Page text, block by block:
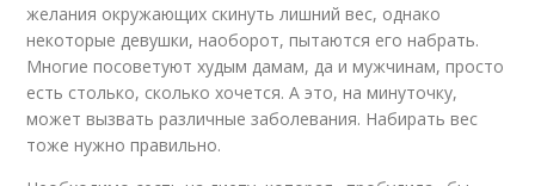
желания окружающих скинуть лишний вес, однако
некоторые девушки, наоборот, пытаются его набрать.
Многие посоветуют худым дамам, да и мужчинам, просто
есть столько, сколько хочется. А это, на минуточку,
может вызвать различные заболевания. Набирать вес
тоже нужно правильно.